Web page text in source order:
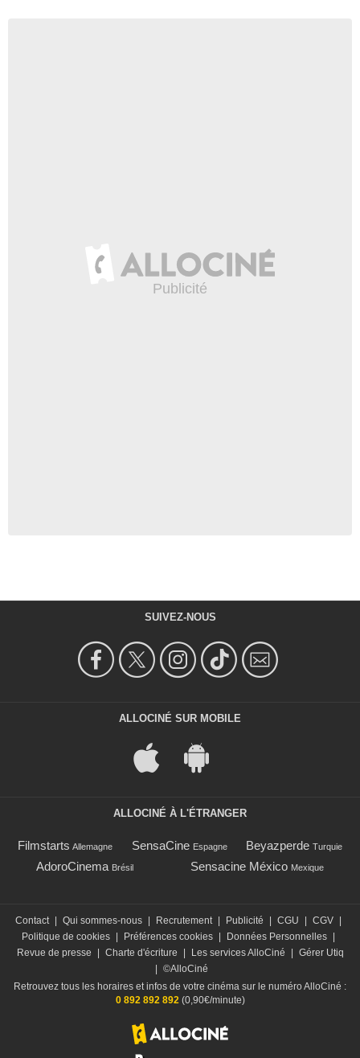
SUIVEZ-NOUS
ALLOCINÉ SUR MOBILE
ALLOCINÉ À L'ÉTRANGER
Filmstarts Allemagne SensaCine Espagne Beyazperde Turquie
AdoroCinema Brésil Sensacine México Mexique
Contact Qui sommes-nous Recrutement Publicité CGU CGV
Politique de cookies
Préférences cookies Données Personnelles
Revue de presse
Charte d'écriture Les services AlloCiné
Gérer Utiq
©AlloCiné
Retrouvez tous les horaires et infos de votre cinéma sur le numéro AlloCiné :
0 892 892 892(0,90€/minute)